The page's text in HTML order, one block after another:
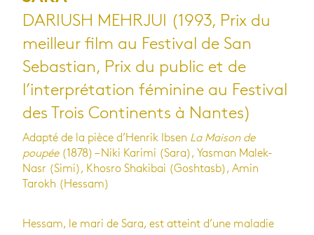
DARIUSH MEHRJUI (1993, Prix du
meilleur film au Festival de San
Sebastian, Prix du public et de
l’interprétation féminine au Festival
des Trois Continents à Nantes)
Adapté de la pièce d’Henrik Ibsen La Maison de
poupée(1878) – Niki Karimi (Sara), Yasman Malek-
Nasr (Simi), Khosro Shakibai (Goshtasb), Amin
Tarokh (Hessam)
Hes­sam, le mari de Sara, est atteint d’une mala­die